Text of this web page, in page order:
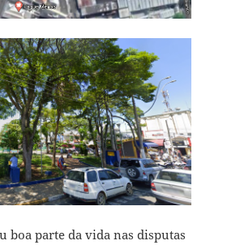
boa parte da vida nas disputas